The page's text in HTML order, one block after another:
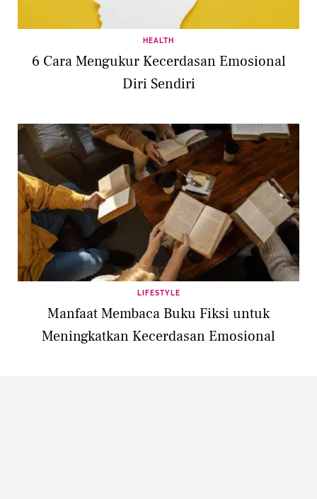
HEALTH
6 Cara Mengukur Kecerdasan Emosional
Diri Sendiri
LIFESTYLE
Manfaat Membaca Buku Fiksi untuk
Meningkatkan Kecerdasan Emosional